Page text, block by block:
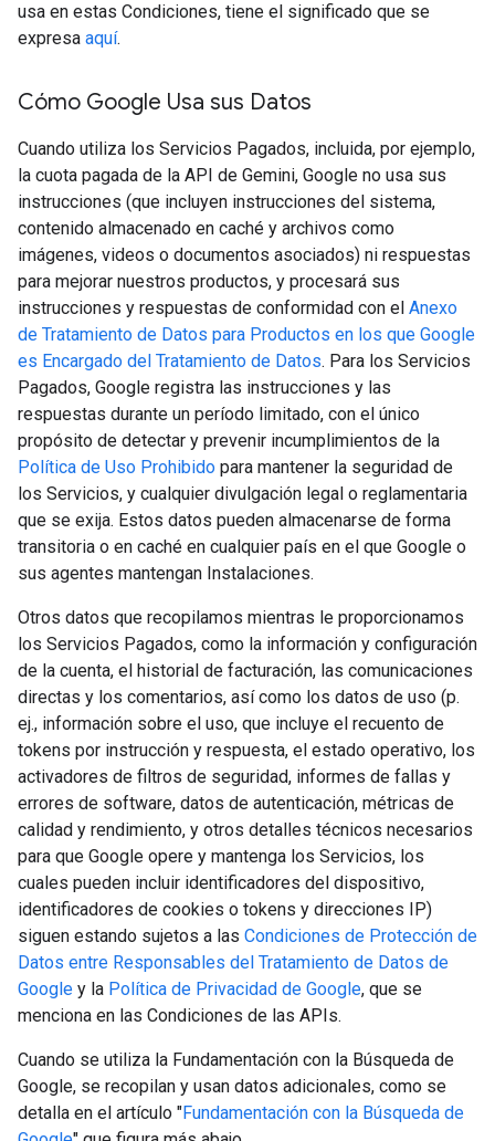
usa en estas Condiciones, tiene el significado que se
expresa aquí.
Cómo Google Usa sus Datos
Cuando utiliza los Servicios Pagados, incluida, por ejemplo,
la cuota pagada de la API de Gemini, Google no usa sus
instrucciones (que incluyen instrucciones del sistema,
contenido almacenado en caché y archivos como
imágenes, videos o documentos asociados) ni respuestas
para mejorar nuestros productos, y procesará sus
instrucciones y respuestas de conformidad con el Anexo
de Tratamiento de Datos para Productos en los que Google
es Encargado del Tratamiento de Datos. Para los Servicios
Pagados, Google registra las instrucciones y las
respuestas durante un período limitado, con el único
propósito de detectar y prevenir incumplimientos de la
Política de Uso Prohibido para mantener la seguridad de
los Servicios, y cualquier divulgación legal o reglamentaria
que se exija. Estos datos pueden almacenarse de forma
transitoria o en caché en cualquier país en el que Google o
sus agentes mantengan Instalaciones.
Otros datos que recopilamos mientras le proporcionamos
los Servicios Pagados, como la información y configuración
de la cuenta, el historial de facturación, las comunicaciones
directas y los comentarios, así como los datos de uso (p.
ej., información sobre el uso, que incluye el recuento de
tokens por instrucción y respuesta, el estado operativo, los
activadores de filtros de seguridad, informes de fallas y
errores de software, datos de autenticación, métricas de
calidad y rendimiento, y otros detalles técnicos necesarios
para que Google opere y mantenga los Servicios, los
cuales pueden incluir identificadores del dispositivo,
identificadores de cookies o tokens y direcciones IP)
siguen estando sujetos a las Condiciones de Protección de
Datos entre Responsables del Tratamiento de Datos de
Google y la Política de Privacidad de Google, que se
menciona en las Condiciones de las APIs.
Cuando se utiliza la Fundamentación con la Búsqueda de
Google, se recopilan y usan datos adicionales, como se
detalla en el artículo "Fundamentación con la Búsqueda de